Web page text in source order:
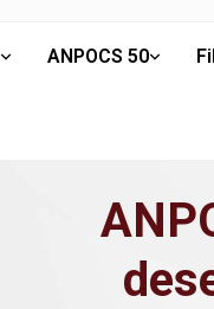
ANPOCS 50